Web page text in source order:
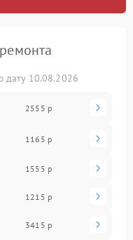
дату 10.08.2026
2555 р
1165 р
1555 р
1215 р
3415 р